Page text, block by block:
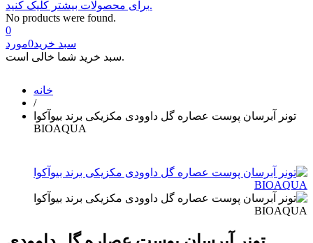
برای محصولات بیشتر کلیک کنید.
No products were found.
0
سبد خرید0مورد
سبد خرید شما خالی است.
خانه
/
تونر آبرسان پوست عصاره گل داوودی مکزیکی برند بیوآکوا
BIOAQUA